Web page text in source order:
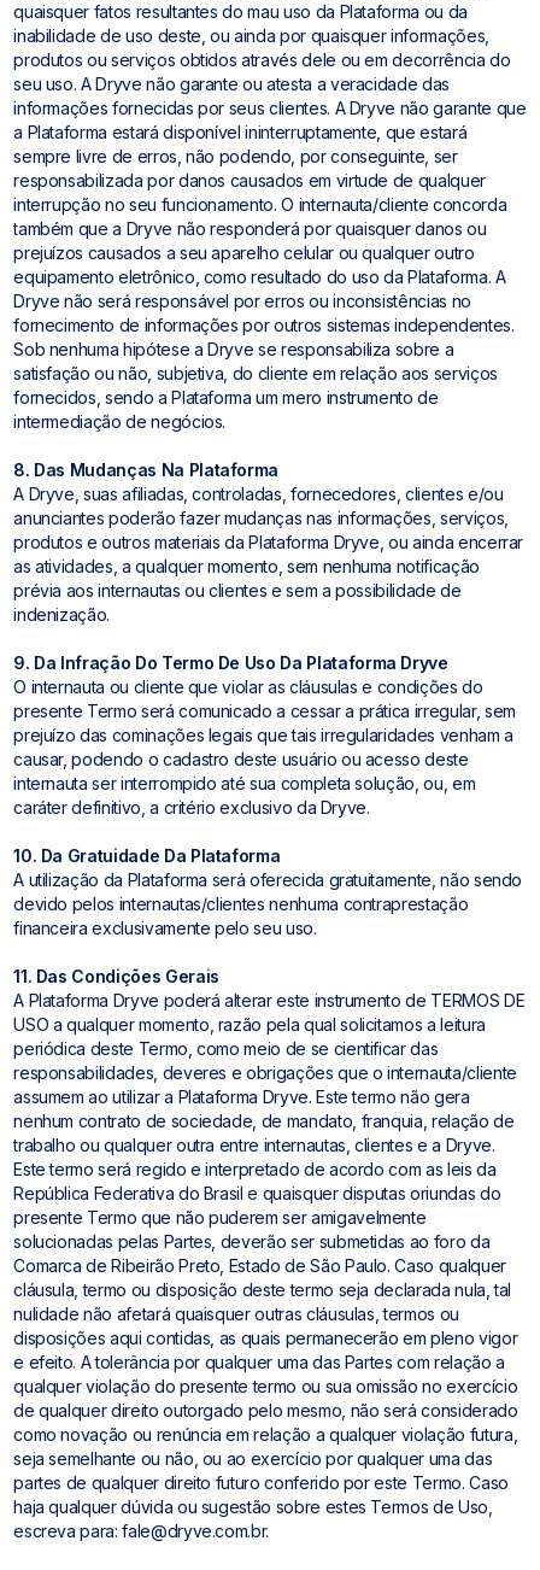
quaisquer fatos resultantes do mau uso da Plataforma ou da
inabilidade de uso deste, ou ainda por quaisquer informações,
produtos ou serviços obtidos através dele ou em decorrência do
seu uso. A Dryve não garante ou atesta a veracidade das
informações fornecidas por seus clientes. A Dryve não garante que
a Plataforma estará disponível ininterruptamente, que estará
sempre livre de erros, não podendo, por conseguinte, ser
responsabilizada por danos causados em virtude de qualquer
interrupção no seu funcionamento. O internauta/cliente concorda
também que a Dryve não responderá por quaisquer danos ou
prejuízos causados a seu aparelho celular ou qualquer outro
equipamento eletrônico, como resultado do uso da Plataforma. A
Dryve não será responsável por erros ou inconsistências no
fornecimento de informações por outros sistemas independentes.
Sob nenhuma hipótese a Dryve se responsabiliza sobre a
satisfação ou não, subjetiva, do cliente em relação aos serviços
fornecidos, sendo a Plataforma um mero instrumento de
intermediação de negócios.
8. Das Mudanças Na Plataforma
A Dryve, suas afiliadas, controladas, fornecedores, clientes e/ou
anunciantes poderão fazer mudanças nas informações, serviços,
produtos e outros materiais da Plataforma Dryve, ou ainda encerrar
as atividades, a qualquer momento, sem nenhuma notificação
prévia aos internautas ou clientes e sem a possibilidade de
indenização.
9. Da Infração Do Termo De Uso Da Plataforma Dryve
O internauta ou cliente que violar as cláusulas e condições do
presente Termo será comunicado a cessar a prática irregular, sem
prejuízo das cominações legais que tais irregularidades venham a
causar, podendo o cadastro deste usuário ou acesso deste
internauta ser interrompido até sua completa solução, ou, em
caráter definitivo, a critério exclusivo da Dryve.
10. Da Gratuidade Da Plataforma
A utilização da Plataforma será oferecida gratuitamente, não sendo
devido pelos internautas/clientes nenhuma contraprestação
financeira exclusivamente pelo seu uso.
11. Das Condições Gerais
A Plataforma Dryve poderá alterar este instrumento de TERMOS DE
USO a qualquer momento, razão pela qual solicitamos a leitura
periódica deste Termo, como meio de se cientificar das
responsabilidades, deveres e obrigações que o internauta/cliente
assumem ao utilizar a Plataforma Dryve. Este termo não gera
nenhum contrato de sociedade, de mandato, franquia, relação de
trabalho ou qualquer outra entre internautas, clientes e a Dryve.
Este termo será regido e interpretado de acordo com as leis da
República Federativa do Brasil e quaisquer disputas oriundas do
presente Termo que não puderem ser amigavelmente
solucionadas pelas Partes, deverão ser submetidas ao foro da
Comarca de Ribeirão Preto, Estado de São Paulo. Caso qualquer
cláusula, termo ou disposição deste termo seja declarada nula, tal
nulidade não afetará quaisquer outras cláusulas, termos ou
disposições aqui contidas, as quais permanecerão em pleno vigor
e efeito. A tolerância por qualquer uma das Partes com relação a
qualquer violação do presente termo ou sua omissão no exercício
de qualquer direito outorgado pelo mesmo, não será considerado
como novação ou renúncia em relação a qualquer violação futura,
seja semelhante ou não, ou ao exercício por qualquer uma das
partes de qualquer direito futuro conferido por este Termo. Caso
haja qualquer dúvida ou sugestão sobre estes Termos de Uso,
escreva para:fale@dryve.com.br.